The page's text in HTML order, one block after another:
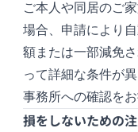
ご本人や同居のご
場合、申請により
額または一部減免
って詳細な条件が
事務所への確認をお
損をしないための